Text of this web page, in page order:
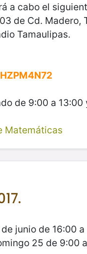
a cabo el
de Cd. Madero,
Tamaulipas.
de 9:00 a
Matemáticas
junio de 16:00
25 de 9:00